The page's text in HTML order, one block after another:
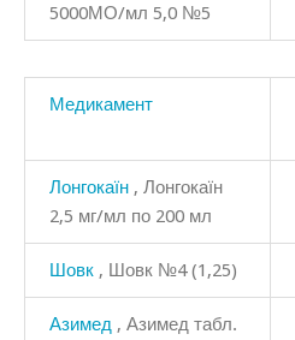
5000МО/мл 5,0 №5
Медикамент
Лонгокаїн , Лонгокаїн
2,5 мг/мл по 200 мл
Шовк , Шовк №4 (1,25)
Азимед , Азимед табл.